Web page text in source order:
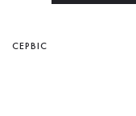
СЕРВІС